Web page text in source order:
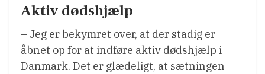
Aktiv dødshjælp
– Jeg er bekymret over, at der stadig er
åbnet op for at indføre aktiv dødshjælp i
Danmark. Det er glædeligt, at sætningen